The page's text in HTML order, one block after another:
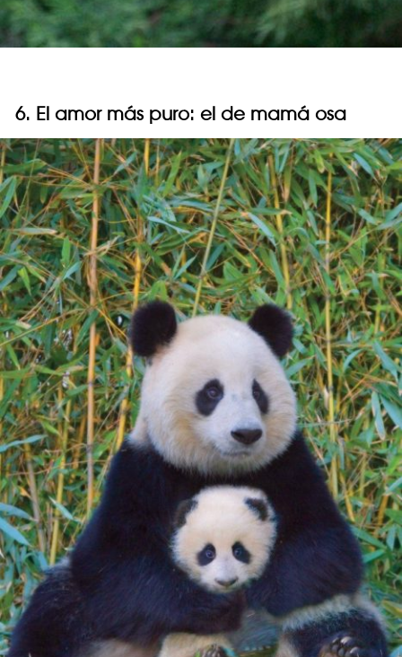
6. El amor más puro: el de mamá osa